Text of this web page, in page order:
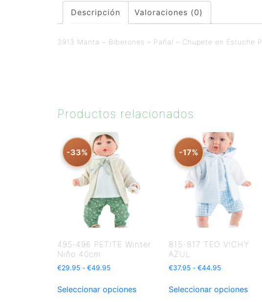
Descripción Valoraciones (0)
3913 Manta – Biberones – Pañal – Chupete en Estuche
Productos relacionados
-33%
495-496 PETITE Winter
Niño 40cm
€29.95 - €49.95
Seleccionar opciones
-17%
815-817 TEO VICHY
AZUL
€37.95 - €44.95
Seleccionar opciones